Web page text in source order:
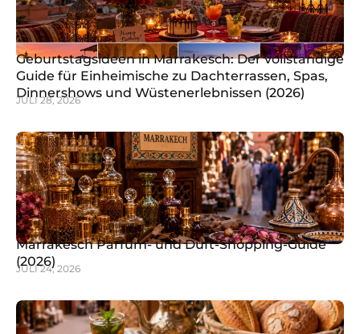
Geburtstagsideen in Marrakesch: Der vollständige
Guide für Einheimische zu Dachterrassen, Spas,
Dinnershows und Wüstenerlebnissen (2026)
JULI 28, 2026
Marrakesch Parfüm- und Duft-Shopping-Guide
(2026)
JULI 24, 2026